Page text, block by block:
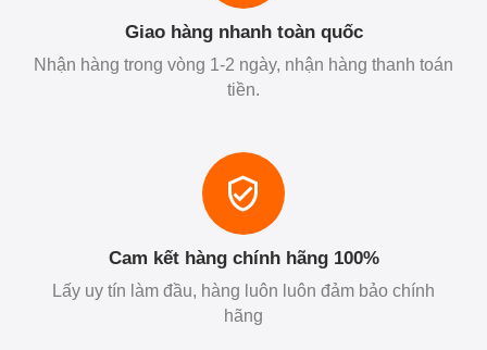
Giao hàng nhanh toàn quốc
Nhận hàng trong vòng 1-2 ngày, nhận hàng thanh toán
tiền.
Cam kết hàng chính hãng 100%
Lấy uy tín làm đầu, hàng luôn luôn đảm bảo chính
hãng